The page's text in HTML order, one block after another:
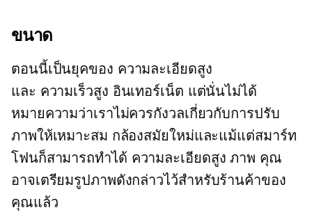
ขนาด
ตอนนี้เป็นยุคของ ความละเอียดสูง
และ ความเร็วสูง อินเทอร์เน็ต แต่นั่นไม่ได้
หมายความว่าเราไม่ควรกังวลเกี่ยวกับการปรับ
ภาพให้เหมาะสม กล้องสมัยใหม่และแม้แต่สมาร์ท
โฟนก็สามารถทำได้ ความละเอียดสูง ภาพ คุณ
อาจเตรียมรูปภาพดังกล่าวไว้สำหรับร้านค้าของ
คุณแล้ว